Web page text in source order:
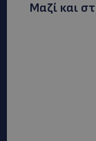
Μαζί και